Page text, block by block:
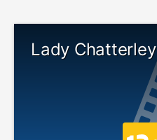
Lady Chatterley